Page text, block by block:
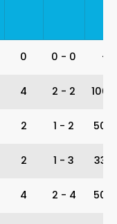
0 0 - 0 -
4 2 - 2 100%
2 1 - 2 50%
2 1 - 3 33%
4 2 - 4 50%